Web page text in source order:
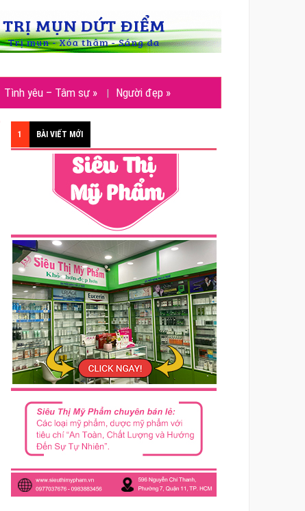
Tình yêu – Tâm sự » Người đẹp »
1 BÀI VIẾT MỚI